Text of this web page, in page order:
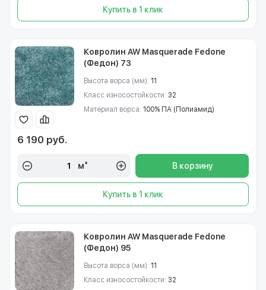
Купить в 1 клик
Ковролин AW Masquerade Fedone
(Федон) 73
Высота ворса (мм): 11
Класс износостойкости: 32
Материал ворса: 100% ПА (Полиамид)
6 190 руб.
м² В корзину
Купить в 1 клик
Ковролин AW Masquerade Fedone
(Федон) 95
Высота ворса (мм): 11
Класс износостойкости: 32